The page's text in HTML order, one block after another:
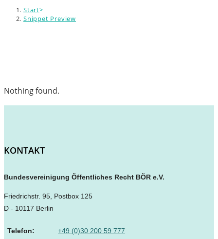
Start>
Snippet Preview
Nothing found.
KONTAKT
Bundesvereinigung Öffentliches Recht BÖR e.V.
Friedrichstr. 95, Postbox 125
D - 10117 Berlin
Telefon: +49 (0)30 200 59 777